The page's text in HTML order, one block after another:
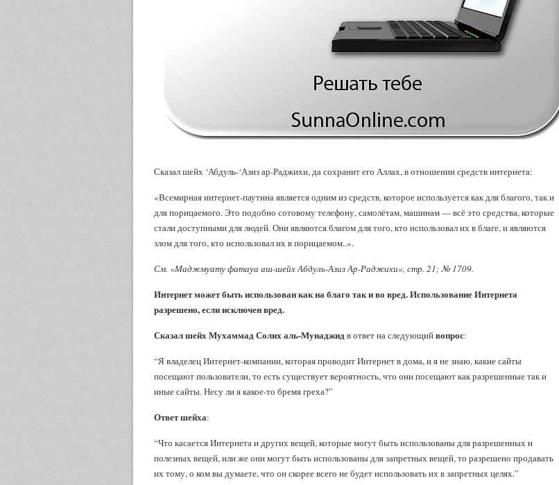
Сказал шейх ‘Абдуль-‘Азиз ар-Раджихи, да сохранит его Аллах, в отношении средств интернета:
«Всемирная интернет-паутина является одним из средств, которое используется как для благого, так и
для порицаемого. Это подобно сотовому телефону, самолётам, машинам — всё это средства, которые
стали доступными для людей. Они являются благом для того, кто использовал их в благе, и являются
злом для того, кто использовал их в порицаемом..».
См. «Маджмуату фатауа аш-шейх Абдуль-Азиз Ар-Раджихи», стр. 21; № 1709.
Интернет может быть использован как на благо так и во вред. Использование Интернета
разрешено, если исключен вред.
Сказал шейх Мухаммад Солих аль-Мунаджидв ответ на следующийвопрос:
“Я владелец Интернет-компании, которая проводит Интернет в дома, и я не знаю, какие сайты
посещают пользователи, то есть существует вероятность, что они посещают как разрешенные так и
иные сайты. Несу ли я какое-то бремя греха?”
Ответ шейха:
“Что касается Интернета и других вещей, которые могут быть использованы для разрешенных и
полезных вещей, или же они могут быть использованы для запретных вещей, то разрешено продавать
их тому, о ком вы думаете, что он скорее всего не будет использовать их в запретных целях.”